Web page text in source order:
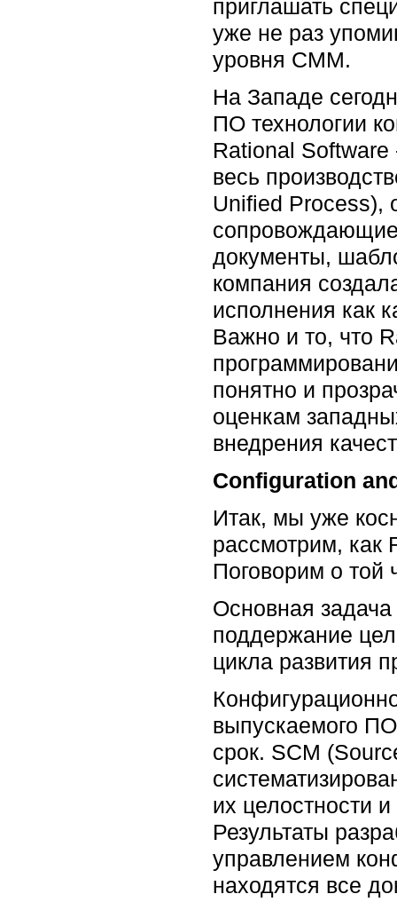
приглашать
уже не раз
уровня СММ.
На Западе
ПО технологии
Rational Software
весь
Unified Process),
сопровождающие
документы,
компания
исполнения как
Важно и то, что
понятно и
оценкам
внедрения
Configuration
Итак, мы уже
рассмотрим, как
Поговорим о той
Основная
поддержание
цикла развития
выпускаемого
срок. SCM
их целостности
Результаты
управлением
находятся все